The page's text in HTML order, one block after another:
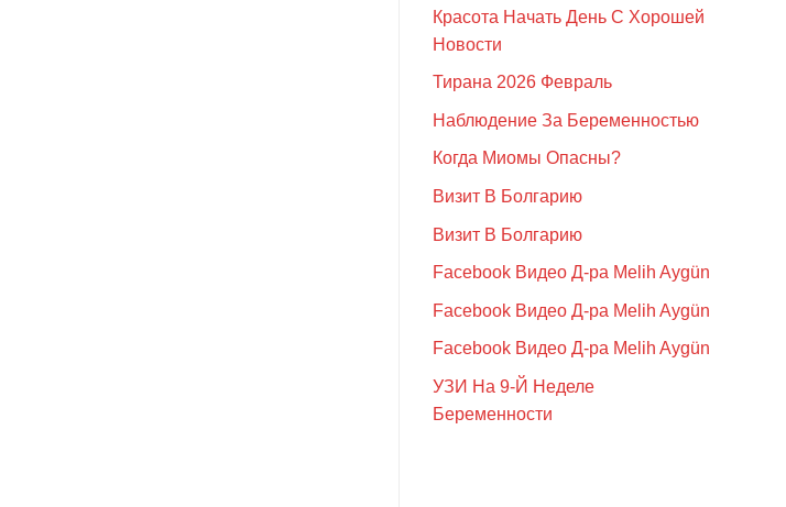
Красота Начать День С Хорошей
Новости
Тирана 2026 Февраль
Наблюдение За Беременностью
Когда Миомы Опасны?
Визит В Болгарию
Визит В Болгарию
Facebook Видео Д-ра Melih Aygün
Facebook Видео Д-ра Melih Aygün
Facebook Видео Д-ра Melih Aygün
УЗИ На 9-Й Неделе
Беременности